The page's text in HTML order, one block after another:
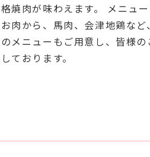
焼肉が味わえます。 メニュ
肉から、馬肉、会津地鶏など
メニューもご用意し、皆様
ております。